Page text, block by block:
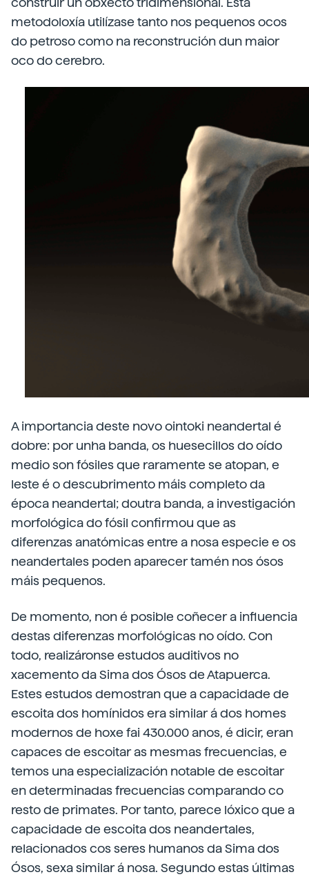
metodoloxía utilízase tanto nos pequenos ocos
do petroso como na reconstrución dun maior
oco do cerebro.
A importancia deste novo ointoki neandertal é
dobre: por unha banda, os huesecillos do oído
medio son fósiles que raramente se atopan, e
leste é o descubrimento máis completo da
época neandertal; doutra banda, a investigación
morfológica do fósil confirmou que as
diferenzas anatómicas entre a nosa especie e os
neandertales poden aparecer tamén nos ósos
máis pequenos.
De momento, non é posible coñecer a influencia
destas diferenzas morfológicas no oído. Con
todo, realizáronse estudos auditivos no
xacemento da Sima dos Ósos de Atapuerca.
Estes estudos demostran que a capacidade de
escoita dos homínidos era similar á dos homes
modernos de hoxe fai 430.000 anos, é dicir, eran
capaces de escoitar as mesmas frecuencias, e
temos una especialización notable de escoitar
en determinadas frecuencias comparando co
resto de primates. Por tanto, parece lóxico que a
capacidade de escoita dos neandertales,
relacionados cos seres humanos da Sima dos
Ósos, sexa similar á nosa. Segundo estas últimas